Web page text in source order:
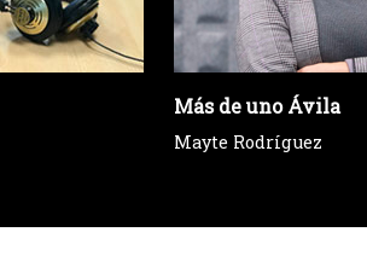
Más de uno Ávila
Mayte Rodríguez